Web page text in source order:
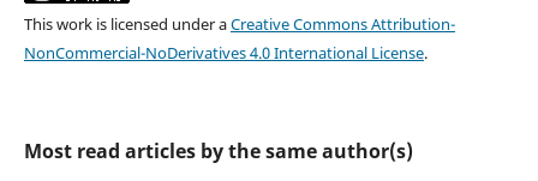
This work is licensed under aCreative Commons Attribution-
NonCommercial-NoDerivatives 4.0 International License.
Most read articles by the same author(s)